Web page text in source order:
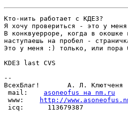
Кто-нить работает с КДЕ3?
Я хочу провериться - это у меня
В конквуерроре, когда в
наступаешь на пробел -
Это у меня :) только, или пора
KDE3 last CVS
--
ВсехБлаг!       А. Л. Клютченя
mail: asoneofus на nm.ru
www:
http://
icq:      113679387